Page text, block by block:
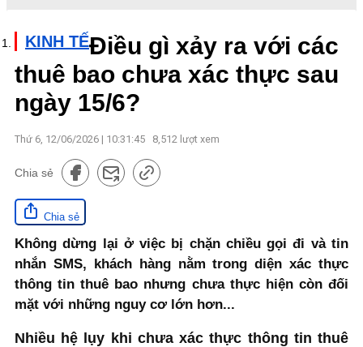
KINH TẾĐiều gì xảy ra với các
thuê bao chưa xác thực sau
ngày 15/6?
Thứ 6, 12/06/2026 | 10:31:45 8,512 lượt xem
Chia sẻ
Chia sẻ
Không dừng lại ở việc bị chặn chiều gọi đi và tin
nhắn SMS, khách hàng nằm trong diện xác thực
thông tin thuê bao nhưng chưa thực hiện còn đối
mặt với những nguy cơ lớn hơn...
Nhiều hệ lụy khi chưa xác thực thông tin thuê